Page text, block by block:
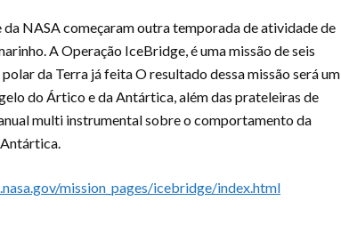
NASA começaram outra temporada de atividade de
A Operação IceBridge, é uma missão de seis
da Terra já feita O resultado dessa missão será um
do Ártico e da Antártica, além das prateleiras de
multi instrumental sobre o comportamento da
Antártica.
mission_pages/icebridge/index.html